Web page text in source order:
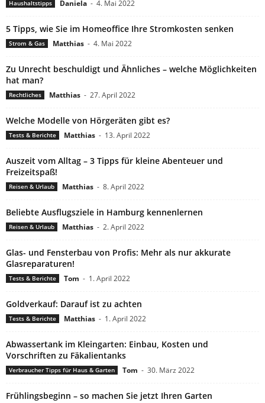
Haushaltstipps Daniela - 4. Mai 2022
5 Tipps, wie Sie im Homeoffice Ihre Stromkosten senken
Strom & Gas Matthias - 4. Mai 2022
Zu Unrecht beschuldigt und Ähnliches – welche Möglichkeiten
hat man?
Rechtliches Matthias - 27. April 2022
Welche Modelle von Hörgeräten gibt es?
Tests & Berichte Matthias - 13. April 2022
Auszeit vom Alltag – 3 Tipps für kleine Abenteuer und
Freizeitspaß!
Reisen & Urlaub Matthias - 8. April 2022
Beliebte Ausflugsziele in Hamburg kennenlernen
Reisen & Urlaub Matthias - 2. April 2022
Glas- und Fensterbau von Profis: Mehr als nur akkurate
Glasreparaturen!
Tests & Berichte Tom - 1. April 2022
Goldverkauf: Darauf ist zu achten
Tests & Berichte Matthias - 1. April 2022
Abwassertank im Kleingarten: Einbau, Kosten und
Vorschriften zu Fäkalientanks
Verbraucher Tipps für Haus & Garten Tom - 30. März 2022
Frühlingsbeginn – so machen Sie jetzt Ihren Garten